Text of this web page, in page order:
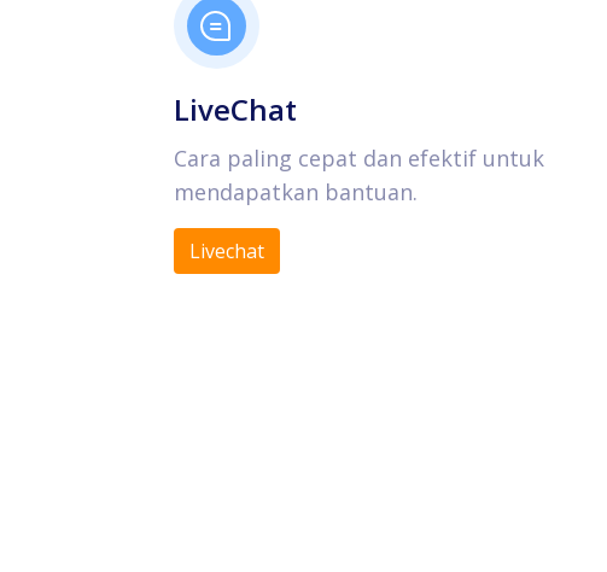
LiveChat
Cara paling cepat dan efektif untuk
mendapatkan bantuan.
Livechat